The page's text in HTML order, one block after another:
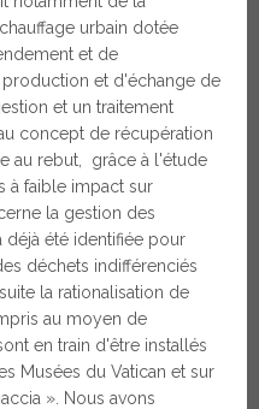
urbain dotée
et de
et d'échange de
et un traitement
concept de récupération
au rebut, grâce à l'étude
à faible impact sur
la gestion des
déjà été identifiée pour
déchets indifférenciés
la rationalisation de
au moyen de
en train d'être installés
Musées du Vatican et sur
». Nous avons